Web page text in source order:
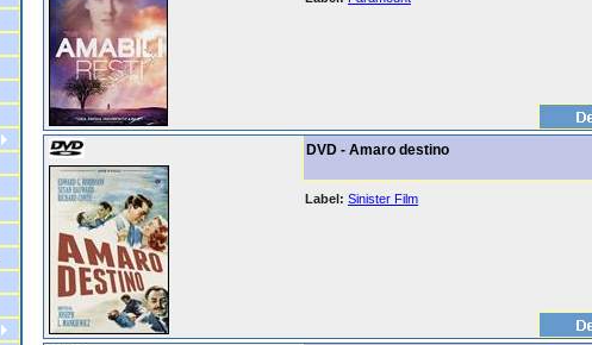
DVD - Amaro destino
Label: Sinister Film